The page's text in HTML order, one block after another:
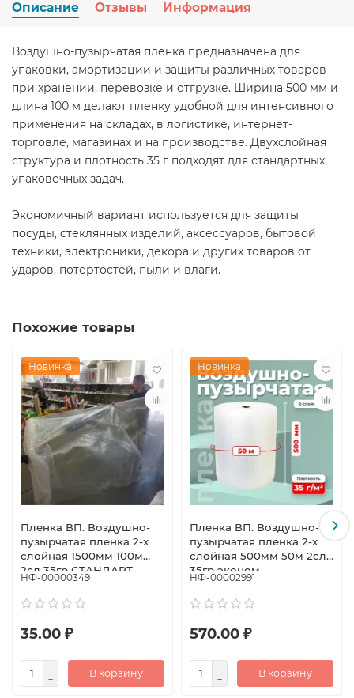
Описание Отзывы Информация
Воздушно-пузырчатая пленка предназначена для
упаковки, амортизации и защиты различных товаров
при хранении, перевозке и отгрузке. Ширина 500 мм и
длина 100 м делают пленку удобной для интенсивного
применения на складах, в логистике, интернет-
торговле, магазинах и на производстве. Двухслойная
структура и плотность 35 г подходят для стандартных
упаковочных задач.
Экономичный вариант используется для защиты
посуды, стеклянных изделий, аксессуаров, бытовой
техники, электроники, декора и других товаров от
ударов, потертостей, пыли и влаги.
Похожие товары
Новинка
Пленка ВП. Воздушно-
пузырчатая пленка 2-х
слойная 1500мм 100м
2сл 35гр СТАНДАРТ
(метраж)
НФ-00000349
35.00 ₽
В корзину
Новинка
Пленка ВП. Воздушно-
пузырчатая пленка 2-х
слойная 500мм 50м 2сл
35гр эконом
НФ-00002991
570.00 ₽
В корзину